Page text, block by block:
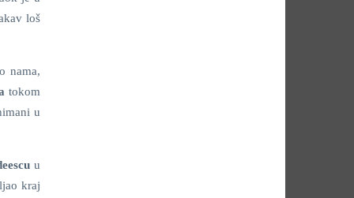
loš
nama,
tokom
u
u
kraj